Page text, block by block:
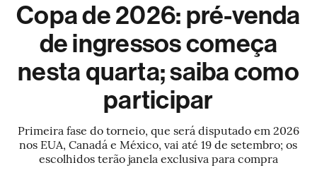
Copa de 2026: pré-venda
de ingressos começa
nesta quarta; saiba como
participar
Primeira fase do torneio, que será disputado em 2026
nos EUA, Canadá e México, vai até 19 de setembro; os
escolhidos terão janela exclusiva para compra